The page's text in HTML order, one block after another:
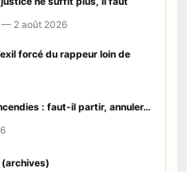
— 2 août 2026
forcé du rappeur loin de
: faut-il partir, annuler…